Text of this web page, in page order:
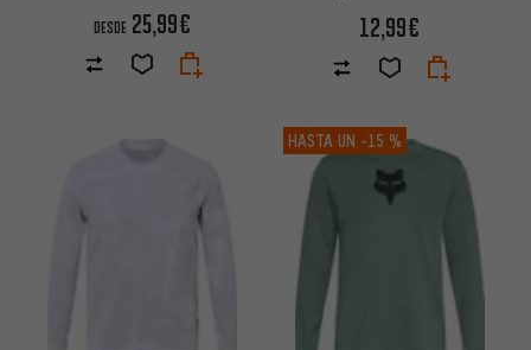
DESDE 25,99€ 12,99€
HASTA UN -15 %